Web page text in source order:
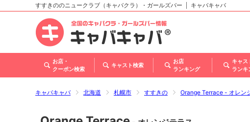
北海道
東北
甲信越・北陸
関西
すすきののニュークラブ（キャバクラ）・ガールズバー キャバキャバ
お店・
クーポン検索
キャスト検索
お店
ランキング
キャス
ランキ
キャバキャバ 北海道 札幌市 すすきの Orange Terrace - オレン